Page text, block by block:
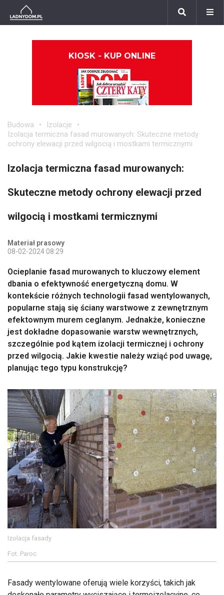
KIOSK - KUP ONLINE
Budowa
Izolacje
Izolacja termiczna fasad murowanych: Skuteczne metody
ochrony elewacji przed wilgocią i mostkami termicznymi
Izolacja termiczna fasad murowanych:
Skuteczne metody ochrony elewacji przed
wilgocią i mostkami termicznymi
Materiał prasowy
08-02-2024 08:29
Ocieplanie fasad murowanych to kluczowy element
dbania o efektywność energetyczną domu. W
kontekście różnych technologii fasad wentylowanych,
popularne stają się ściany warstwowe z zewnętrznym
efektownym murem ceglanym. Jednakże, konieczne
jest dokładne dopasowanie warstw wewnętrznych,
szczególnie pod kątem izolacji termicznej i ochrony
przed wilgocią. Jakie kwestie należy wziąć pod uwagę,
planując tego typu konstrukcję?
Izolacja fasady
Fot. Paroc
Fasady wentylowane oferują wiele korzyści, takich jak